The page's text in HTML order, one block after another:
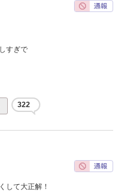
すぎで
322
して大正解！